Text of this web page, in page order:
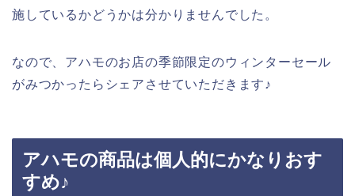
施しているかどうかは分かりませんでした。
なので、アハモのお店の季節限定のウィンターセール
がみつかったらシェアさせていただきます♪
アハモの商品は個人的にかなりおす
すめ♪